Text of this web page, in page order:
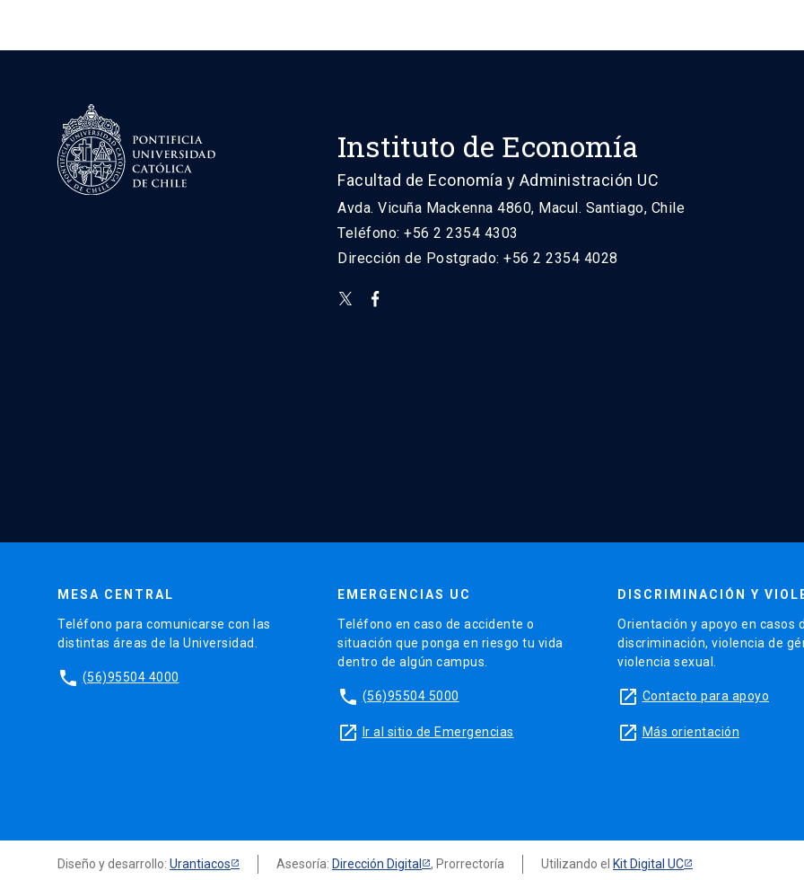
Instituto de Economía
Facultad de Economía y Administración UC
Avda. Vicuña Mackenna 4860, Macul. Santiago, Chile
Teléfono: +56 2 2354 4303
Dirección de Postgrado: +56 2 2354 4028
MESA CENTRAL
Teléfono para comunicarse con las
distintas áreas de la Universidad.
phone (56)95504 4000
EMERGENCIAS UC
Teléfono en caso de accidente o
situación que ponga en riesgo tu vida
dentro de algún campus.
phone (56)95504 5000
launch Ir al sitio de Emergencias
DISCRIMINACIÓN Y
Orientación y apoyo en casos
discriminación, violencia de
violencia sexual.
launch Contacto para apoyo
launch Más orientación
Diseño y desarrollo: Urantiacos Asesoría: Dirección Digital , Prorrectoría Utilizando el Kit Digital UC